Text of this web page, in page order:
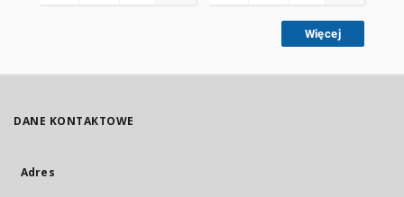
Więcej
DANE KONTAKTOWE
Adres